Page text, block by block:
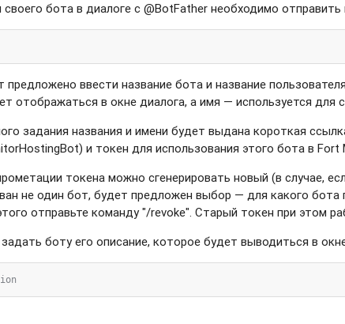
бота в диалоге с @BotFather необходимо отправить
предложено ввести название бота и название
отображаться в окне диалога, а имя — используется для
задания названия и имени будет выдана короткая
и токен для использования этого бота в Fort
токена можно сгенерировать новый (в случае,
не один бот, будет предложен выбор — для какого бота
отправьте команду "/revoke". Старый токен при этом
боту его описание, которое будет выводиться в